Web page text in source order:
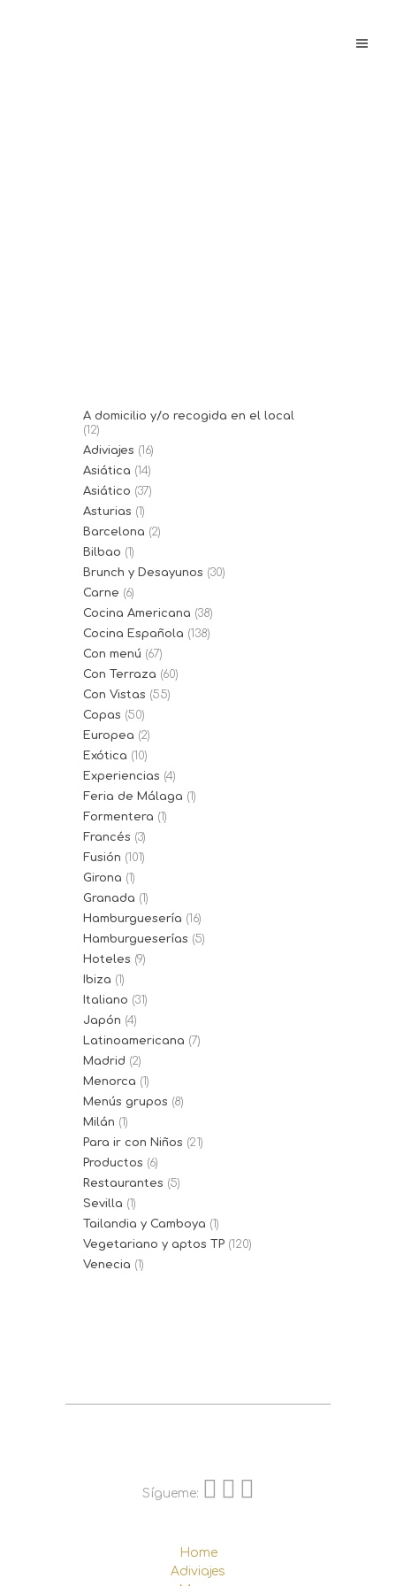
A domicilio y/o recogida en el local
(12)
Adiviajes (16)
Asiática (14)
Asiático (37)
Asturias (1)
Barcelona (2)
Bilbao (1)
Brunch y Desayunos (30)
Carne (6)
Cocina Americana (38)
Cocina Española (138)
Con menú (67)
Con Terraza (60)
Con Vistas (55)
Copas (50)
Europea (2)
Exótica (10)
Experiencias (4)
Feria de Málaga (1)
Formentera (1)
Francés (3)
Fusión (101)
Girona (1)
Granada (1)
Hamburguesería (16)
Hamburgueserías (5)
Hoteles (9)
Ibiza (1)
Italiano (31)
Japón (4)
Latinoamericana (7)
Madrid (2)
Menorca (1)
Menús grupos (8)
Milán (1)
Para ir con Niños (21)
Productos (6)
Restaurantes (5)
Sevilla (1)
Tailandia y Camboya (1)
Vegetariano y aptos TP (120)
Venecia (1)
Sígueme:
Home
Adiviajes